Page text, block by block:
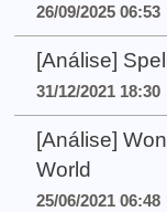
26/09/2025 06:53
[Análise]
31/12/2021 18:30
[Análise]
World
25/06/2021 06:48